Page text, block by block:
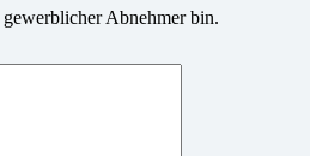
Abnehmer bin.